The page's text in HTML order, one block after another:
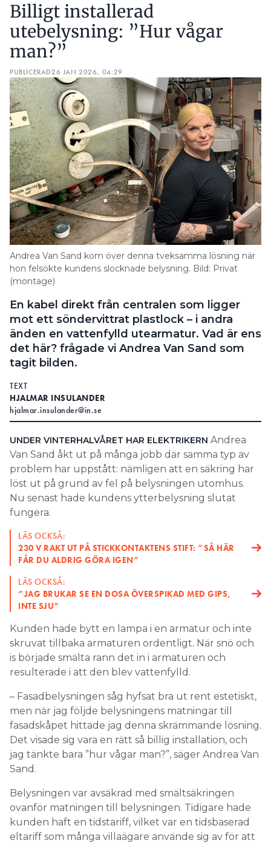
Billigt installerad
utebelysning: ”Hur vågar
man?”
PUBLICERAD26 JAN 2026, 04:29
Andrea Van Sand kom över denna tveksamma lösning när
hon felsökte kundens slocknade belysning. Bild: Privat
(montage)
En kabel direkt från centralen som ligger
mot ett söndervittrat plastlock – i andra
änden en vattenfylld utearmatur. Vad är ens
det här? frågade vi Andrea Van Sand som
tagit bilden.
TEXT
HJALMAR INSULANDER
hjalmar.insulander@in.se
UNDER VINTERHALVÅRET HAR ELEKTRIKERN Andrea
Van Sand åkt ut på många jobb där samma typ av
problem har uppstått: nämligen att en säkring har
löst ut på grund av fel på belysningen utomhus.
Nu senast hade kundens ytterbelysning slutat
fungera.
LÄS OCKSÅ:
230 V RAKT UT PÅ STICKKONTAKTENS STIFT: ”SÅ HÄR
FÅR DU ALDRIG GÖRA IGEN”
LÄS OCKSÅ:
”JAG BRUKAR SE EN DOSA ÖVERSPIKAD MED GIPS,
INTE SJU”
Kunden hade bytt en lampa i en armatur och inte
skruvat tillbaka armaturen ordentligt. När snö och
is började smälta rann det in i armaturen och
resulterade i att den blev vattenfylld.
– Fasadbelysningen såg hyfsat bra ut rent estetiskt,
men när jag följde belysningens matningar till
fasadskåpet hittade jag denna skrämmande lösning.
Det visade sig vara en rätt så billig installation, och
jag tänkte bara ”hur vågar man?”, säger Andrea Van
Sand.
Belysningen var avsäkrad med smältsäkringen
ovanför matningen till belysningen. Tidigare hade
kunden haft en tidstariff, vilket var en tidsbaserad
eltariff som många villaägare använde sig av för att